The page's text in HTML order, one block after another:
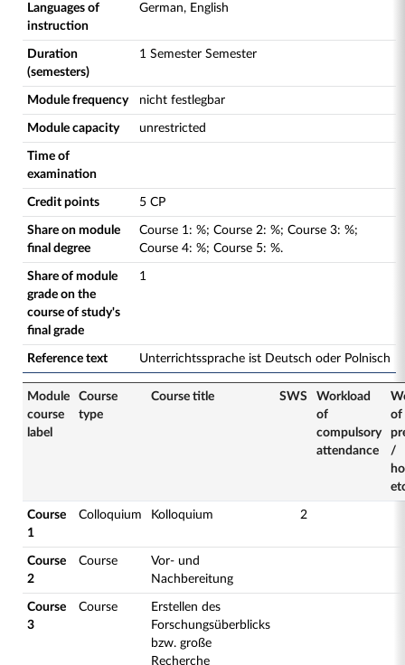
Languages of
instruction
German, English
Duration
(semesters)
1 Semester Semester
Module frequency nicht festlegbar
Module capacity unrestricted
Time of
examination
Credit points 5 CP
Share on module
final degree
Course 1: %; Course 2: %; Course 3: %;
Course 4: %; Course 5: %.
Share of module
grade on the
course of study's
final grade
1
Reference text Unterrichtssprache ist Deutsch oder Polnisch
Module
course
label
Course
type
Course title SWS
Workload
of
compulsory
attendance
of
/
Course
1
Colloquium Kolloquium 2
Course
2
Course
Vor- und
Nachbereitung
Course
3
Course
Erstellen des
Forschungsüberblicks
bzw. große
Recherche